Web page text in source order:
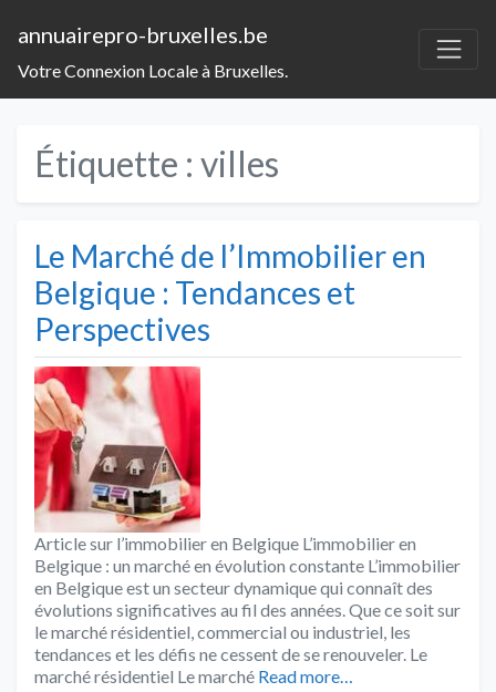
annuairepro-bruxelles.be
Votre Connexion Locale à Bruxelles.
Étiquette : villes
Le Marché de l’Immobilier en
Belgique : Tendances et
Perspectives
Article sur l’immobilier en Belgique L’immobilier en
Belgique : un marché en évolution constante L’immobilier
en Belgique est un secteur dynamique qui connaît des
évolutions significatives au fil des années. Que ce soit sur
le marché résidentiel, commercial ou industriel, les
tendances et les défis ne cessent de se renouveler. Le
marché résidentiel Le marché Read more…